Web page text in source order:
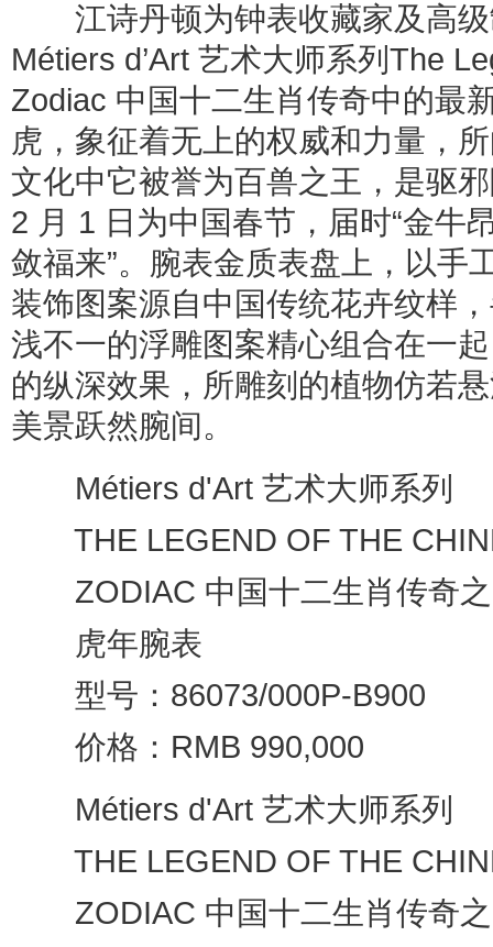
江诗丹顿为钟表收藏家及高级
Métiers d’Art 艺术大师系列The
Zodiac 中国十二生肖传奇中的
虎，象征着无上的权威和力量，
文化中它被誉为百兽之王，是驱
2 月 1 日为中国春节，届时“金牛
敛福来”。腕表金质表盘上，以手
装饰图案源自中国传统花卉纹样
浅不一的浮雕图案精心组合在一
的纵深效果，所雕刻的植物仿若
美景跃然腕间。
Métiers d'Art 艺术大师系列
THE LEGEND OF THE
ZODIAC 中国十二生肖传奇之
虎年腕表
型号：86073/000P-B900
价格：RMB 990,000
Métiers d'Art 艺术大师系列
THE LEGEND OF THE
ZODIAC 中国十二生肖传奇之